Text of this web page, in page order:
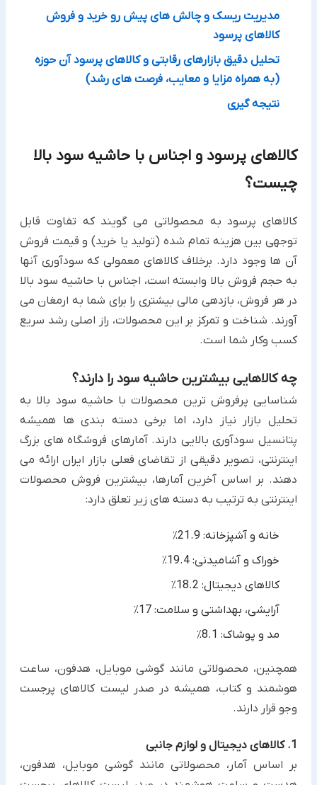
مدیریت ریسک و چالش های پیش رو خرید و فروش
کالاهای پرسود
تحلیل دقیق بازارهای رقابتی و کالاهای پرسود آن حوزه
(به همراه مزایا و معایب، فرصت های رشد)
نتیجه گیری
کالاهای پرسود و اجناس با حاشیه سود بالا
چیست؟
کالاهای پرسود به محصولاتی می گویند که تفاوت قابل
توجهی بین هزینه تمام شده (تولید یا خرید) و قیمت فروش
آن ها وجود دارد. برخلاف کالاهای معمولی که سودآوری آنها
به حجم فروش بالا وابسته است، اجناس با حاشیه سود بالا
در هر فروش، بازدهی مالی بیشتری را برای شما به ارمغان می
آورند. شناخت و تمرکز بر این محصولات، راز اصلی رشد سریع
کسب وکار شما است.
چه کالاهایی بیشترین حاشیه سود را دارند؟
شناسایی پرفروش ترین محصولات با حاشیه سود بالا به
تحلیل بازار نیاز دارد، اما برخی دسته بندی ها همیشه
پتانسیل سودآوری بالایی دارند. آمارهای فروشگاه های بزرگ
اینترنتی، تصویر دقیقی از تقاضای فعلی بازار ایران ارائه می
دهند. بر اساس آخرین آمارها، بیشترین فروش محصولات
اینترنتی به ترتیب به دسته های زیر تعلق دارد:
خانه و آشپزخانه: 21.9٪
خوراک و آشامیدنی: 19.4٪
کالاهای دیجیتال: 18.2٪
آرایشی، بهداشتی و سلامت: 17٪
مد و پوشاک: 8.1٪
همچنین، محصولاتی مانند گوشی موبایل، هدفون، ساعت
هوشمند و کتاب، همیشه در صدر لیست کالاهای پرجست
وجو قرار دارند.
1. کالاهای دیجیتال و لوازم جانبی
بر اساس آمار، محصولاتی مانند گوشی موبایل، هدفون،